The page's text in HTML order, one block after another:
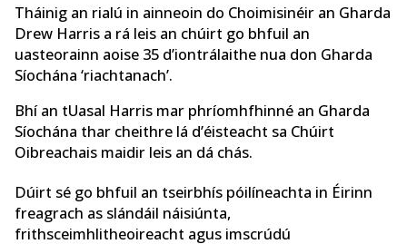
Tháinig an rialú in ainneoin do Choimisinéir an Gharda
Drew Harris a rá leis an chúirt go bhfuil an
uasteorainn aoise 35 d’iontrálaithe nua don Gharda
Síochána ‘riachtanach’.
Bhí an tUasal Harris mar phríomhfhinné an Gharda
Síochána thar cheithre lá d’éisteacht sa Chúirt
Oibreachais maidir leis an dá chás.
Dúirt sé go bhfuil an tseirbhís póilíneachta in Éirinn
freagrach as slándáil náisiúnta,
frithsceimhlitheoireacht agus imscrúdú